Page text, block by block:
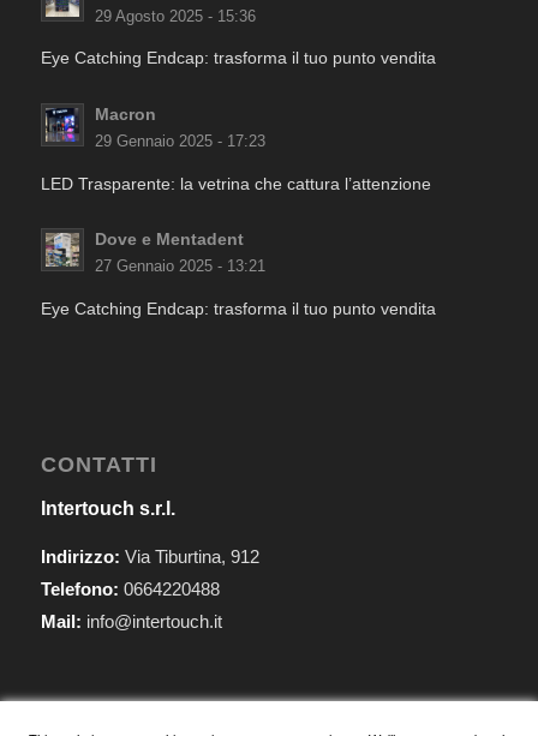
29 Agosto 2025 - 15:36
Eye Catching Endcap: trasforma il tuo punto vendita
Macron
29 Gennaio 2025 - 17:23
LED Trasparente: la vetrina che cattura l’attenzione
Dove e Mentadent
27 Gennaio 2025 - 13:21
Eye Catching Endcap: trasforma il tuo punto vendita
CONTATTI
Intertouch s.r.l.
Indirizzo: Via Tiburtina, 912
Telefono: 0664220488
Mail: info@intertouch.it